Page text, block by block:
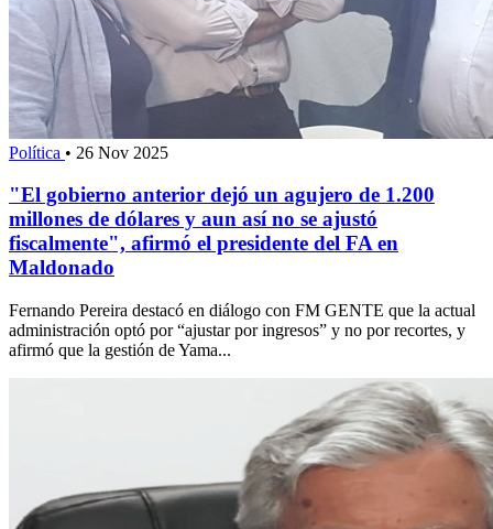
Política • 26 Nov 2025
"El gobierno anterior dejó un agujero de 1.200
millones de dólares y aun así no se ajustó
fiscalmente", afirmó el presidente del FA en
Maldonado
Fernando Pereira destacó en diálogo con FM GENTE que la actual
administración optó por “ajustar por ingresos” y no por recortes, y
afirmó que la gestión de Yama...